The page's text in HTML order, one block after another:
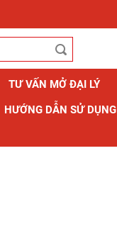
TƯ VẤN MỞ ĐẠI LÝ
HƯỚNG DẪN SỬ DỤNG